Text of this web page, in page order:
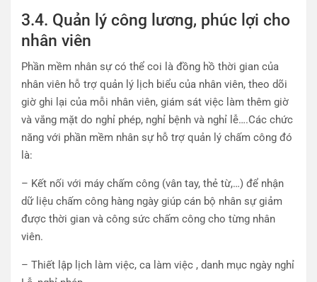
3.4. Quản lý công lương, phúc lợi cho
nhân viên
Phần mềm nhân sự có thể coi là đồng hồ thời gian của
nhân viên hỗ trợ quản lý lịch biểu của nhân viên, theo dõi
giờ ghi lại của mỗi nhân viên, giám sát việc làm thêm giờ
và vắng mặt do nghỉ phép, nghỉ bệnh và nghỉ lễ….Các chức
năng với phần mềm nhân sự hỗ trợ quản lý chấm công đó
là:
– Kết nối với máy chấm công (vân tay, thẻ từ,…) để nhận
dữ liệu chấm công hàng ngày giúp cán bộ nhân sự giảm
được thời gian và công sức chấm công cho từng nhân
viên.
– Thiết lập lịch làm việc, ca làm việc , danh mục ngày nghỉ